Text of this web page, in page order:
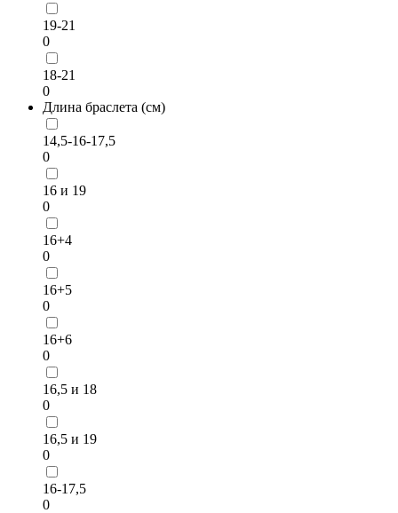
19-21
0
18-21
0
Длина браслета (см)
14,5-16-17,5
0
16 и 19
0
16+4
0
16+5
0
16+6
0
16,5 и 18
0
16,5 и 19
0
16-17,5
0